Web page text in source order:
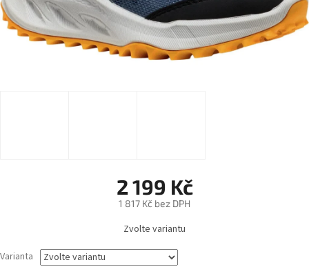
2 199 Kč
1 817 Kč bez DPH
Měrná
cena:
Zvolte variantu
Varianta